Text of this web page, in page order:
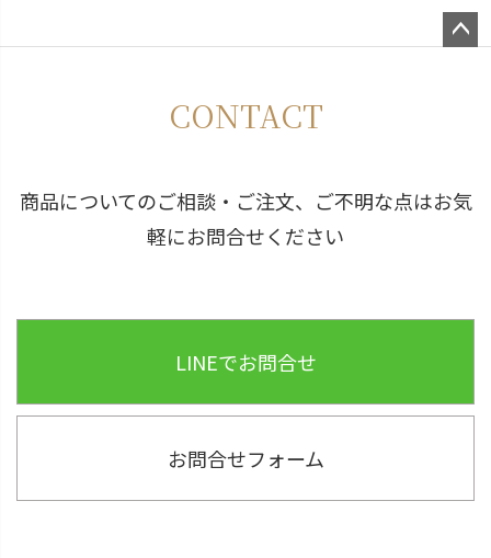
CONTACT
商品についてのご相談・ご注文、ご不明な点はお気
軽にお問合せください
LINEでお問合せ
お問合せフォーム